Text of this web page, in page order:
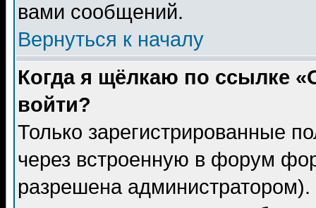
вами сообщений.
Вернуться к началу
Когда я щёлкаю по ссылке
войти?
Только зарегистрированные
через встроенную в форум
разрешена